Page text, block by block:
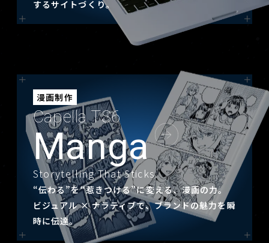
するサイトづくり。
漫画制作
Capella TS6
Manga
Storytelling That Sticks.
“伝わる”を“惹きつける”に変える、漫画の力。
ビジュアル × ナラティブで、ブランドの魅力を瞬
時に伝達。